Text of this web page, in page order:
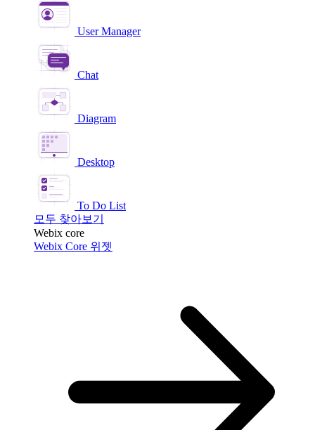
User Manager
Chat
Diagram
Desktop
To Do List
모두 찾아보기
Webix core
Webix Core 위젯